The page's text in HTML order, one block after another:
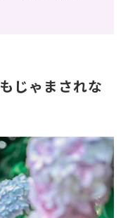
じゃまされな